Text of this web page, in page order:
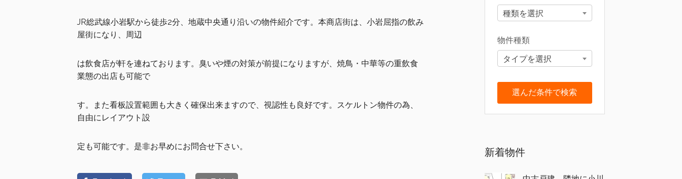
JR総武線小岩駅から徒歩2分、地蔵中央通り沿いの物件紹介です。本商店街は、小岩屈指の飲み
屋街になり、周辺
は飲食店が軒を連ねております。臭いや煙の対策が前提になりますが、焼鳥・中華等の重飲食
業態の出店も可能で
す。また看板設置範囲も大きく確保出来ますので、視認性も良好です。スケルトン物件の為、
自由にレイアウト設
定も可能です。是非お早めにお問合せ下さい。
種類を選択
物件種類
タイプを選択
新着物件